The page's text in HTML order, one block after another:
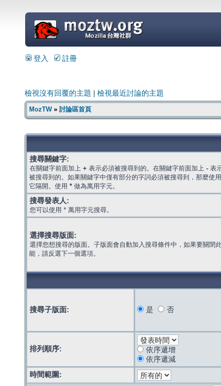
=
登入 註冊
檢視沒有回覆的主題 檢視最近討論的主題
MozTW» 討論區首頁
搜尋關鍵字:
在關鍵字前面加上 + 表示必須被搜尋到的。在關鍵字前面加上 - 表
被搜尋到的。如果關鍵字中僅有部分的字詞必須被搜尋到，那麼使
它隔開。使用 * 做為萬用字元。
搜尋發表人:
您可以使用 * 萬用字元搜尋。
選擇搜尋版面:
選擇您想搜尋的版面。子版面會自動加入搜尋條件中，如果要關閉
能，請反選下一個選項。
搜尋子版面: 是 否
排列順序:
依序遞增
依序遞減
時間範圍: